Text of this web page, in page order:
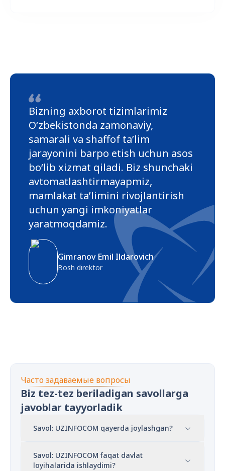
Bizning axborot tizimlarimiz
O‘zbekistonda zamonaviy,
samarali va shaffof ta’lim
jarayonini barpo etish uchun asos
bo‘lib xizmat qiladi. Biz shunchaki
avtomatlashtirmayapmiz,
mamlakat ta’limini rivojlantirish
uchun yangi imkoniyatlar
yaratmoqdamiz.
Gimranov Emil Ildarovich
Bosh direktor
Часто задаваемые вопросы
Biz tez-tez beriladigan savollarga
javoblar tayyorladik
Savol: UZINFOCOM qayerda joylashgan?
Savol: UZINFOCOM faqat davlat
loyihalarida ishlaydimi?